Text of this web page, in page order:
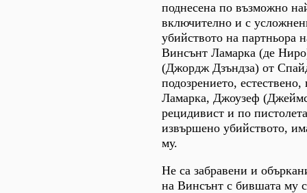
поднесена по възможно
включително и с
убийството на партньора
Винсънт Ламарка (де
(Джордж Дзъндза) от
подозрението,
Ламарка, Джоузеф
рецидивист и по
извършено убийството,
му.
Не са забравени и
на Винсънт с бившата му